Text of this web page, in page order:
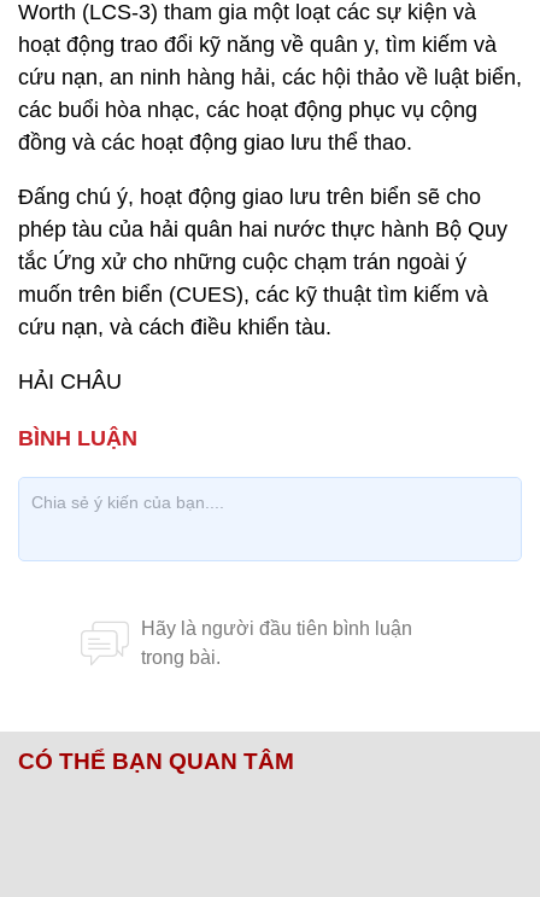
Worth (LCS-3) tham gia một loạt các sự kiện và
hoạt động trao đổi kỹ năng về quân y, tìm kiếm và
cứu nạn, an ninh hàng hải, các hội thảo về luật biển,
các buổi hòa nhạc, các hoạt động phục vụ cộng
đồng và các hoạt động giao lưu thể thao.
Đấng chú ý, hoạt động giao lưu trên biển sẽ cho
phép tàu của hải quân hai nước thực hành Bộ Quy
tắc Ứng xử cho những cuộc chạm trán ngoài ý
muốn trên biển (CUES), các kỹ thuật tìm kiếm và
cứu nạn, và cách điều khiển tàu.
HẢI CHÂU
CÓ THỂ BẠN QUAN TÂM